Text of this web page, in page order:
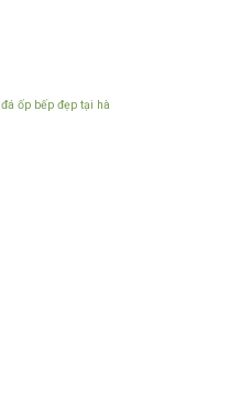
đá ốp bếp đẹp tại hà